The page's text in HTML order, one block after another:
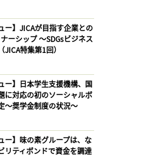
ー】JICAが目指す企業との
ーシップ 〜SDGsビジネス
JICA特集第1回）
ー】日本学生支援機構、国
に対応の初のソーシャルボ
〜奨学金制度の状況〜
ー】味の素グループは、な
リティボンドで資金を調達